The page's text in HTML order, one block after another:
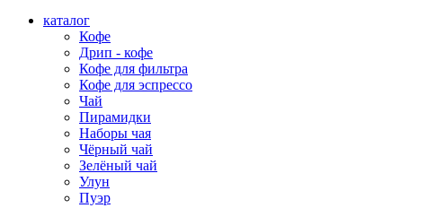
каталог
Кофе
Дрип - кофе
Кофе для фильтра
Кофе для эспрессо
Чай
Пирамидки
Наборы чая
Чёрный чай
Зелёный чай
Улун
Пуэр